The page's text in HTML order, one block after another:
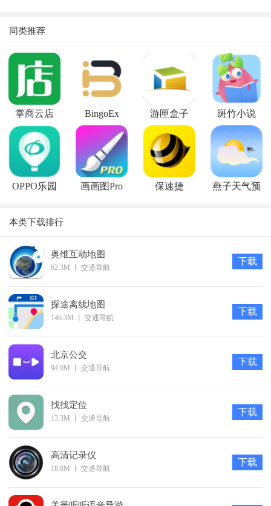
b、还有跟随功能，直接在地图上跟着别人的位置导航；
c、包含了手机号码所在的经度和纬度，以及位置的名称。
软件亮点
【定位精准】
采用北斗卫星、集合GPS和集成基站三模定位为一体，实现
全天候，高精度，高可靠的定位。
【轨迹回放】
随时查询自从安装此APP起任何一天被监控方的路径轨迹，
全面掌握家人、员工以前的活动行程。
监控方可以设置对被监控方的监控时间。
1、可以快速的找到用户的所在位置，不用担心走丢；
2、只需输入用户的手机号就能定位到具体的位置；
4、特别适合家里的老人和小孩使用，不用担心自己一人出
去。
软件特色
【云位置-特色功能】
天眼星是利用云虚拟位置技术模拟GPS定位，虽然是一款定
位 软件，但是功能强大，改变位置很实用。
伪装定位精准，让您的生活不会出错；位置伪装无需root，
【世界那么大，我想去看看】
1.游戏狂：上一秒还在北京，下一秒就飞到远在天边的深圳
同类推荐
掌商云店 BingoEx 游匣盒子 斑竹小说
OPPO乐园 画画图Pro 保速捷
燕子天气预
本类下载排行
奥维互动地图
62.3M 交通导航
下载
探途离线地图
146.3M 交通导航
下载
北京公交
94.0M 交通导航
下载
找找定位
13.3M 交通导航
下载
高清记录仪
18.8M 交通导航
下载